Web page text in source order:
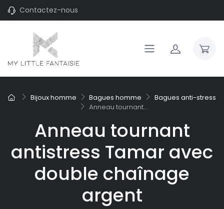
Contactez-nous
Bijoux homme Bagues homme
Bagues anti-stress
Anneau tournant...
Anneau tournant
antistress Tamar avec
double chaînage
argent